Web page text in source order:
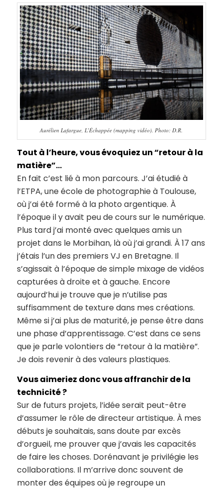
Aurélien Lafargue, L’Échappée (mapping vidéo). Photo: D.R.
Tout à l’heure, vous évoquiez un “retour à la
matière”…
En fait c’est lié à mon parcours. J’ai étudié à
l’ETPA, une école de photographie à Toulouse,
où j’ai été formé à la photo argentique. À
l’époque il y avait peu de cours sur le numérique.
Plus tard j’ai monté avec quelques amis un
projet dans le Morbihan, là où j’ai grandi. À 17 ans
j’étais l’un des premiers VJ en Bretagne. Il
s’agissait à l’époque de simple mixage de vidéos
capturées à droite et à gauche. Encore
aujourd’hui je trouve que je n’utilise pas
suffisamment de texture dans mes créations.
Même si j’ai plus de maturité, je pense être dans
une phase d’apprentissage. C’est dans ce sens
que je parle volontiers de “retour à la matière”.
Je dois revenir à des valeurs plastiques.
Vous aimeriez donc vous affranchir de la
technicité ?
Sur de futurs projets, l’idée serait peut-être
d’assumer le rôle de directeur artistique. À mes
débuts je souhaitais, sans doute par excès
d’orgueil, me prouver que j’avais les capacités
de faire les choses. Dorénavant je privilégie les
collaborations. Il m’arrive donc souvent de
monter des équipes où je regroupe un